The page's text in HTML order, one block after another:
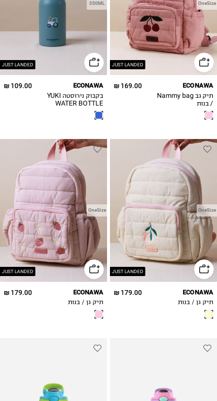
JUST LANDED
OneSize
169.00 ₪ ECONAWA
תיק גב Nammy bag
/ בנות
JUST LANDED
350ML
109.00 ₪ ECONAWA
בקבוק נירוסטה YUKI
WATER BOTTLE
350
JUST LANDED
OneSize
179.00 ₪ ECONAWA
תיק גן / בנות
JUST LANDED
OneSize
179.00 ₪ ECONAWA
תיק גן / בנות